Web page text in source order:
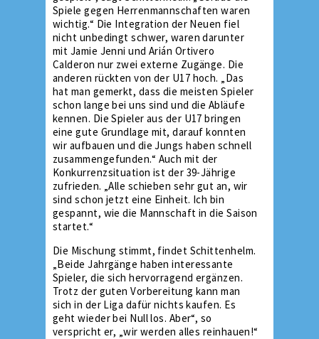
Spiele gegen Herrenmannschaften waren
wichtig.“ Die Integration der Neuen fiel
nicht unbedingt schwer, waren darunter
mit Jamie Jenni und Arián Ortivero
Calderon nur zwei externe Zugänge. Die
anderen rückten von der U17 hoch. „Das
hat man gemerkt, dass die meisten Spieler
schon lange bei uns sind und die Abläufe
kennen. Die Spieler aus der U17 bringen
eine gute Grundlage mit, darauf konnten
wir aufbauen und die Jungs haben schnell
zusammengefunden.“ Auch mit der
Konkurrenzsituation ist der 39-Jährige
zufrieden. „Alle schieben sehr gut an, wir
sind schon jetzt eine Einheit. Ich bin
gespannt, wie die Mannschaft in die Saison
startet.“
Die Mischung stimmt, findet Schittenhelm.
„Beide Jahrgänge haben interessante
Spieler, die sich hervorragend ergänzen.
Trotz der guten Vorbereitung kann man
sich in der Liga dafür nichts kaufen. Es
geht wieder bei Null los. Aber“, so
verspricht er, „wir werden alles reinhauen!“